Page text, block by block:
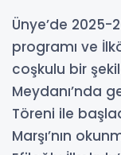
Ünye’de 2025-
programı ve
coşkulu bir
Meydanı’nda
Töreni ile
Marşı’nın